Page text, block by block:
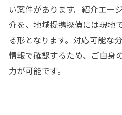
い案件があります。紹介エー
介を、地域提携探偵には現地
る形となります。対応可能な
情報で確認するため、ご自身
力が可能です。